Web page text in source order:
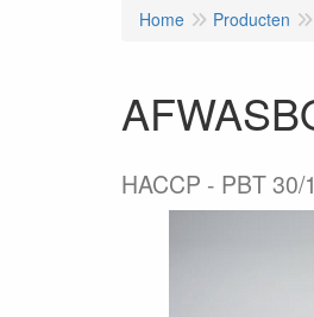
Home Producten
HACCP - PBT